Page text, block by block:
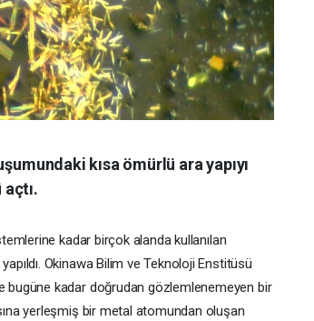
kısa ömürlü ara yapıyı
kadar birçok alanda kullanılan
Okinawa Bilim ve Teknoloji Enstitüsü
bugüne kadar doğrudan gözlemlenemeyen bir
yerleşmiş bir metal atomundan oluşan